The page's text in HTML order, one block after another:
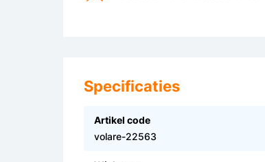
Specificaties
Artikel code
volare-22563